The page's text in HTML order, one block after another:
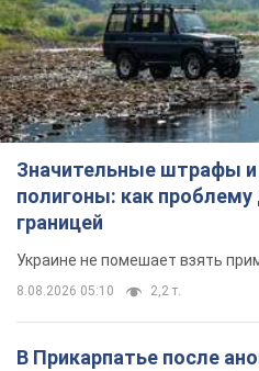
Значительные штрафы
полигоны: как
границей
Украине не помешает взять
8.08.2026 05:10 2,2 т.
В Прикарпатье после